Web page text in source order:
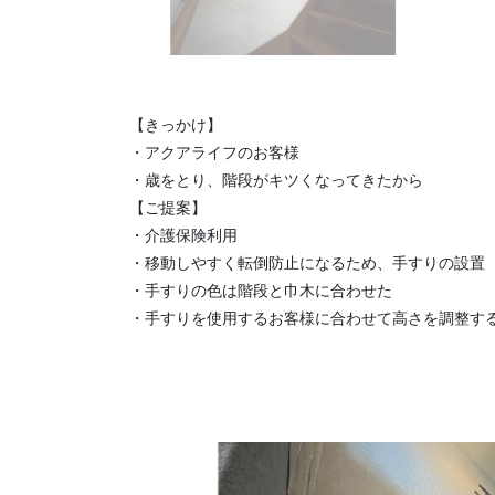
【きっかけ】
・アクアライフのお客様
・歳をとり、階段がキツくなってきたから
【ご提案】
・介護保険利用
・移動しやすく転倒防止になるため、手すりの設置
・手すりの色は階段と巾木に合わせた
・手すりを使用するお客様に合わせて高さを調整す